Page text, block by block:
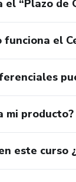
el “Plazo de
funciona el
mi producto?
este curso